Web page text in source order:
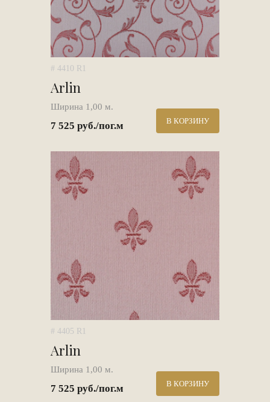
# 4410 R1
Arlin
Ширина 1,00 м.
7 525 руб./пог.м В КОРЗИНУ
# 4405 R1
Arlin
Ширина 1,00 м.
7 525 руб./пог.м В КОРЗИНУ